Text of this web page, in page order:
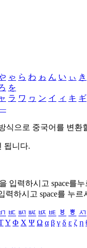
ゃ ら わ ゎ ん い ぃ き
を
ラ ワ ヮ ン イ ィ キ ギ
식으로 중국어를 변환
됩니다.
을 입력하시고 space를
력하시고 space를 누르
ㅳ ㅴ ㅵ ㅶ ㅷ ㅸ ㅹ ㅺ
Υ Φ Χ Ψ Ω α β γ δ ε ζ η